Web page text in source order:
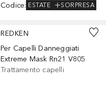
Codice: ESTATE SORPRESA
REDKEN
Per Capelli Danneggiati
Extreme Mask Rn21 V805
Trattamento capelli